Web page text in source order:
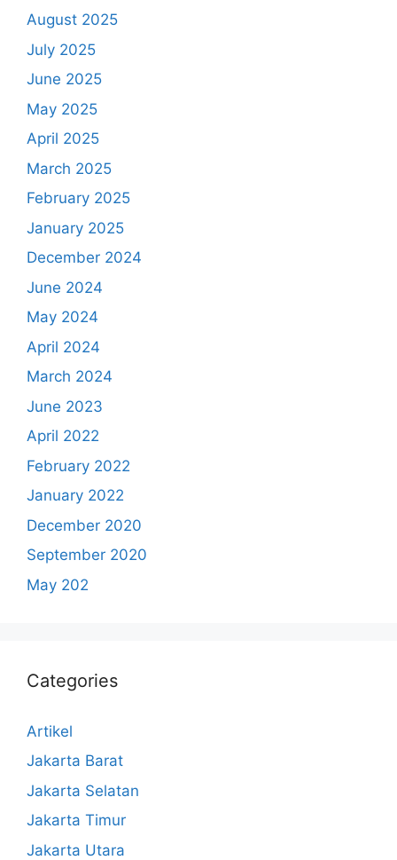
August 2025
July 2025
June 2025
May 2025
April 2025
March 2025
February 2025
January 2025
December 2024
June 2024
May 2024
April 2024
March 2024
June 2023
April 2022
February 2022
January 2022
December 2020
September 2020
May 202
Categories
Artikel
Jakarta Barat
Jakarta Selatan
Jakarta Timur
Jakarta Utara